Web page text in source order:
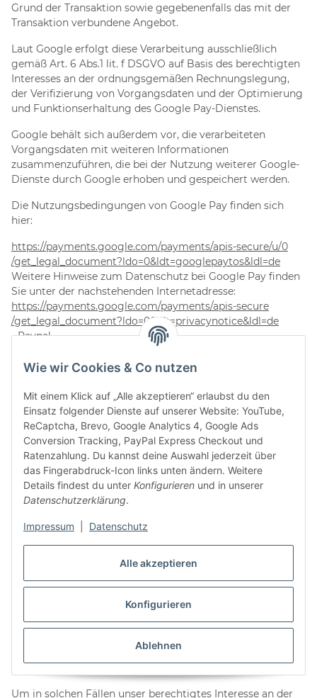
Alle akzeptieren
Konfigurieren
Ablehnen
Wie wir Cookies & Co nutzen
Mit einem Klick auf „Alle akzeptieren“ erlaubst du den
Einsatz folgender Dienste auf unserer Website: YouTube,
ReCaptcha, Brevo, Google Analytics 4, Google Ads
Conversion Tracking, PayPal Express Checkout und
Ratenzahlung. Du kannst deine Auswahl jederzeit über
das Fingerabdruck-Icon links unten ändern. Weitere
Details findest du unter Konfigurieren und in unserer
Datenschutzerklärung.
Impressum Datenschutz
Grund der Transaktion sowie gegebenenfalls das mit der
Transaktion verbundene Angebot.
Laut Google erfolgt diese Verarbeitung ausschließlich
gemäß Art. 6 Abs.1 lit. f DSGVO auf Basis des berechtigten
Interesses an der ordnungsgemäßen Rechnungslegung,
der Verifizierung von Vorgangsdaten und der Optimierung
und Funktionserhaltung des Google Pay-Dienstes.
Google behält sich außerdem vor, die verarbeiteten
Vorgangsdaten mit weiteren Informationen
zusammenzuführen, die bei der Nutzung weiterer Google-
Dienste durch Google erhoben und gespeichert werden.
Die Nutzungsbedingungen von Google Pay finden sich
hier:
https://payments.google.com/payments/apis-secure/u/0
/get_legal_document?ldo=0&ldt=googlepaytos&ldl=de
Weitere Hinweise zum Datenschutz bei Google Pay finden
Sie unter der nachstehenden Internetadresse:
https://payments.google.com/payments/apis-secure
/get_legal_document?ldo=0&ldt=privacynotice&ldl=de
- Paypal
Auf dieser Website stehen eine oder mehrere Online-
Zahlungsarten des folgenden Anbieters zur Verfügung:
PayPal (Europe) S.a.r.l. et Cie, S.C.A., 22-24 Boulevard Royal,
L-2449 Luxemburg
Bei Auswahl einer Zahlungsart des Anbieters, bei der Sie in
Vorleistung gehen, werden an diesen Ihre im Rahmen des
Bestellvorgangs mitgeteilten Zahlungsdaten (darunter
Name, Anschrift, Bank- und Zahlkarteninformationen,
Währung und Transaktionsnummer) sowie Informationen
über den Inhalt Ihrer Bestellung gemäß Art. 6 Abs. 1 lit. b
DSGVO weitergegeben. Die Weitergabe Ihrer Daten
erfolgt in diesem Falle ausschließlich zum Zweck der
als sie hierfür erforderlich ist.
gehen, werden Sie im Bestellablauf auch aufgefordert,
bestimmte persönliche Daten (Vor- und Nachname, Straße,
Adresse, Telefonnummer, ggf. Daten zu einem alternativen
Zahlungsmittel) anzugeben.
Um in solchen Fällen unser berechtigtes Interesse an der